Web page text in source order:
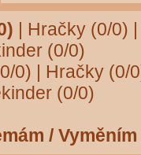
| Hračky (0/0)
(0/0)
0) | Hračky (0/
(0/0)
/ Vyměním